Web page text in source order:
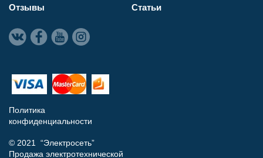
Отзывы
Статьи
Политика
конфиденциальности
© 2021 “Электросеть”
Продажа электротехнической